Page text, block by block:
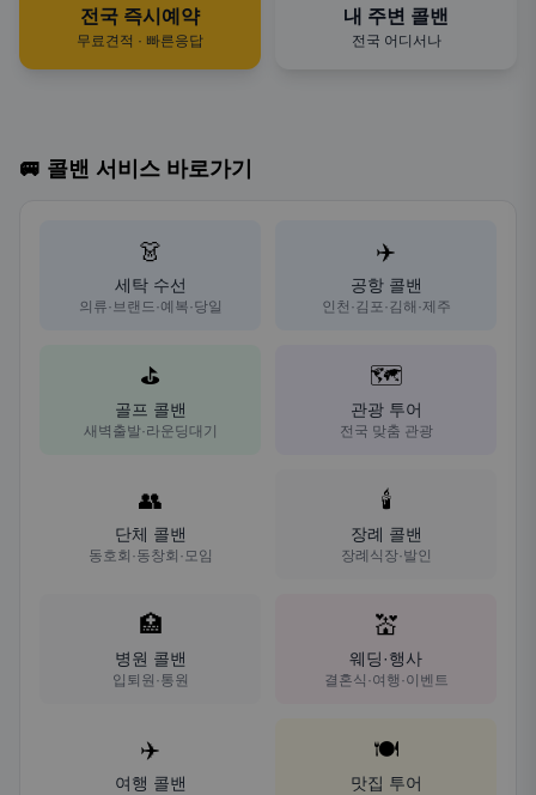
전국 즉시예약
무료견적 · 빠른응답
내 주변 콜밴
전국 어디서나
🚐 콜밴 서비스 바로가기
👗
세탁 수선
의류·브랜드·예복·당일
✈️
공항 콜밴
인천·김포·김해·제주
⛳
골프 콜밴
새벽출발·라운딩대기
🗺️
관광 투어
전국 맞춤 관광
👥
단체 콜밴
동호회·동창회·모임
🕯️
장례 콜밴
장례식장·발인
🏥
병원 콜밴
입퇴원·통원
💒
웨딩·행사
결혼식·여행·이벤트
✈️
여행 콜밴
🍽️
맛집 투어